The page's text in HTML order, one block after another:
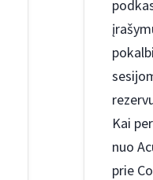
Kai
nuo
prie